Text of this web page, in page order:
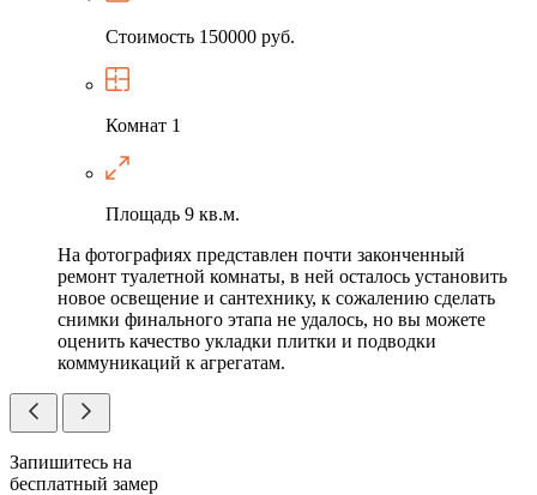
Стоимость 150000 руб.
Комнат 1
Площадь 9 кв.м.
На фотографиях представлен почти законченный
ремонт туалетной комнаты, в ней осталось установить
новое освещение и сантехнику, к сожалению сделать
снимки финального этапа не удалось, но вы можете
оценить качество укладки плитки и подводки
коммуникаций к агрегатам.
Запишитесь на
бесплатный замер